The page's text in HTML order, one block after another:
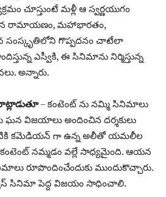
చూస్తుంటే మళ్లీ ఆ స్వర్ణయుగం
రామాయణం, మహాభారతం,
సంస్కృతిలోని గొప్పదనం చాటేలా
ఎస్వీకి, ఈ సినిమాను నిర్మిస్తున్న
అన్నారు.
– కంటెంట్ ను నమ్మి సినిమాలు
ఘన విజయాలు అందించిన దర్శకులు
కమెడియన్ గా ఉన్న అలీతో యమలీల
కంటెంట్ నమ్మడం వల్లే సాధ్యమైంది. ఆయన
రూపొందించేందుకు ముందుకొచ్చారు.
సినిమా పెద్ద విజయం సాధించాలి.